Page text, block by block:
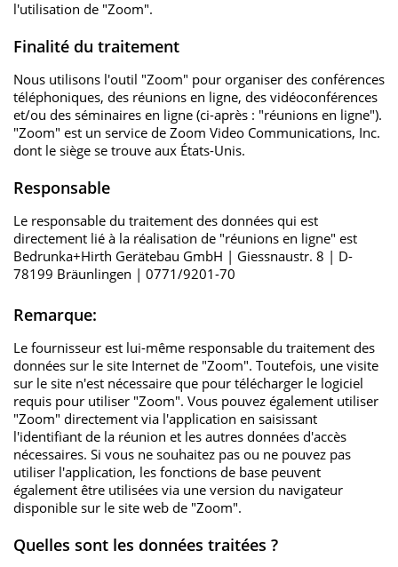
l'utilisation de "Zoom".
Finalité du traitement
Nous utilisons l'outil "Zoom" pour organiser des conférences
téléphoniques, des réunions en ligne, des vidéoconférences
et/ou des séminaires en ligne (ci-après : "réunions en ligne").
"Zoom" est un service de Zoom Video Communications, Inc.
dont le siège se trouve aux États-Unis.
Responsable
Le responsable du traitement des données qui est
directement lié à la réalisation de "réunions en ligne" est
Bedrunka+Hirth Gerätebau GmbH | Giessnaustr. 8 | D-
78199 Bräunlingen | 0771/9201-70
Remarque:
Le fournisseur est lui-même responsable du traitement des
données sur le site Internet de "Zoom". Toutefois, une visite
sur le site n'est nécessaire que pour télécharger le logiciel
requis pour utiliser "Zoom". Vous pouvez également utiliser
"Zoom" directement via l'application en saisissant
l'identifiant de la réunion et les autres données d'accès
nécessaires. Si vous ne souhaitez pas ou ne pouvez pas
utiliser l'application, les fonctions de base peuvent
également être utilisées via une version du navigateur
disponible sur le site web de "Zoom".
Quelles sont les données traitées ?